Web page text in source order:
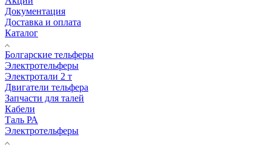
Документация
Доставка и оплата
Каталог
Болгарские тельферы
Электротельферы
Электротали 2 т
Двигатели тельфера
Запчасти для талей
Кабели
Таль РА
Электротельферы